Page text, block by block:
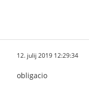
12. julij 2019 12:29:34
obligacio